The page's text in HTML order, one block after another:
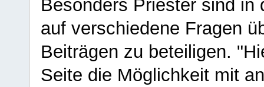
Besonders Priester sind in
auf verschiedene Fragen
Beiträgen zu beteiligen.
Seite die Möglichkeit mit